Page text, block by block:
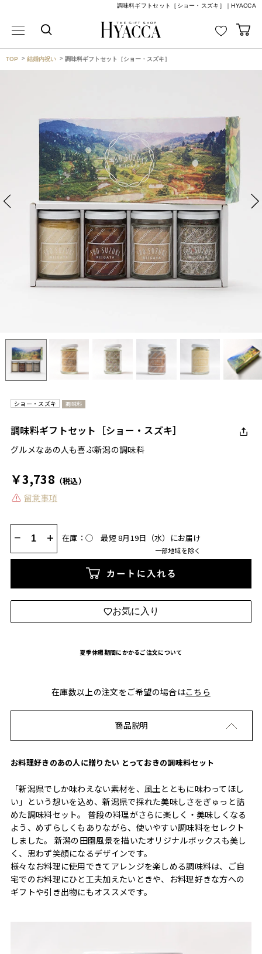
調味料ギフトセット［ショー・スズキ］｜HYACCA
TOP 結婚内祝い 調味料ギフトセット［ショー・スズキ］
ショー・スズキ 調味料
調味料ギフトセット［ショー・スズキ］
グルメなあの人も喜ぶ新潟の調味料
￥3,738 （税込）
留意事項
− + 在庫：◯ 最短 8月19日（水）にお届け
一部地域を除く
カートに入れる
お気に入り
夏季休暇期間にかかるご注文について
在庫数以上の注文をご希望の場合はこちら
商品説明
お料理好きのあの人に贈りたい とっておきの調味料セット
「新潟県でしか味わえない素材を、風土とともに味わってほし
い」という想いを込め、新潟県で採れた美味しさをぎゅっと詰
めた調味料セット。 普段の料理がさらに楽しく・美味しくなる
よう、めずらしくもありながら、使いやすい調味料をセレクト
しました。 新潟の田園風景を描いたオリジナルボックスも美し
く、思わず笑顔になるデザインです。
様々なお料理に使用できてアレンジを楽しめる調味料は、ご自
宅でのお料理にひと工夫加えたいときや、お料理好きな方への
ギフトや引き出物にもオススメです。